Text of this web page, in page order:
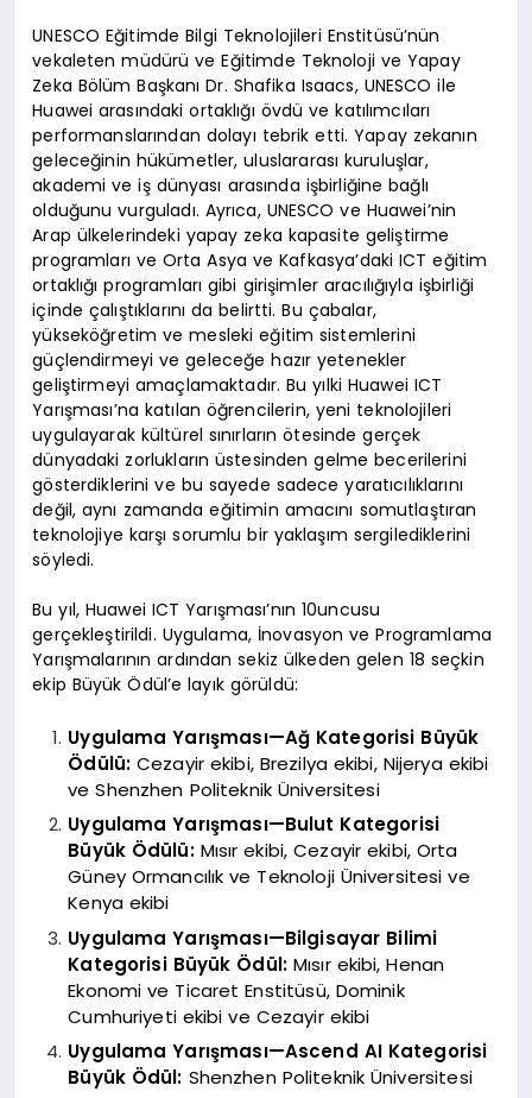
UNESCO Eğitimde Bilgi Teknolojileri Enstitüsü’nün
vekaleten müdürü ve Eğitimde Teknoloji ve Yapay
Zeka Bölüm Başkanı Dr. Shafika Isaacs, UNESCO ile
Huawei arasındaki ortaklığı övdü ve katılımcıları
performanslarından dolayı tebrik etti. Yapay zekanın
geleceğinin hükümetler, uluslararası kuruluşlar,
akademi ve iş dünyası arasında işbirliğine bağlı
olduğunu vurguladı. Ayrıca, UNESCO ve Huawei’nin
Arap ülkelerindeki yapay zeka kapasite geliştirme
programları ve Orta Asya ve Kafkasya’daki ICT eğitim
ortaklığı programları gibi girişimler aracılığıyla işbirliği
içinde çalıştıklarını da belirtti. Bu çabalar,
yükseköğretim ve mesleki eğitim sistemlerini
güçlendirmeyi ve geleceğe hazır yetenekler
geliştirmeyi amaçlamaktadır. Bu yılki Huawei ICT
Yarışması’na katılan öğrencilerin, yeni teknolojileri
uygulayarak kültürel sınırların ötesinde gerçek
dünyadaki zorlukların üstesinden gelme becerilerini
gösterdiklerini ve bu sayede sadece yaratıcılıklarını
değil, aynı zamanda eğitimin amacını somutlaştıran
teknolojiye karşı sorumlu bir yaklaşım sergilediklerini
söyledi.
Bu yıl, Huawei ICT Yarışması’nın 10uncusu
gerçekleştirildi. Uygulama, İnovasyon ve Programlama
Yarışmalarının ardından sekiz ülkeden gelen 18 seçkin
ekip Büyük Ödül’e layık görüldü:
Uygulama Yarışması—Ağ Kategorisi Büyük
Ödülü: Cezayir ekibi, Brezilya ekibi, Nijerya ekibi
ve Shenzhen Politeknik Üniversitesi
Uygulama Yarışması—Bulut Kategorisi
Büyük Ödülü:Mısır ekibi, Cezayir ekibi, Orta
Güney Ormancılık ve Teknoloji Üniversitesi ve
Kenya ekibi
Uygulama Yarışması—Bilgisayar Bilimi
Kategorisi Büyük Ödül: Mısır ekibi, Henan
Ekonomi ve Ticaret Enstitüsü, Dominik
Cumhuriyeti ekibi ve Cezayir ekibi
Uygulama Yarışması—Ascend AI Kategorisi
Büyük Ödül: Shenzhen Politeknik Üniversitesi